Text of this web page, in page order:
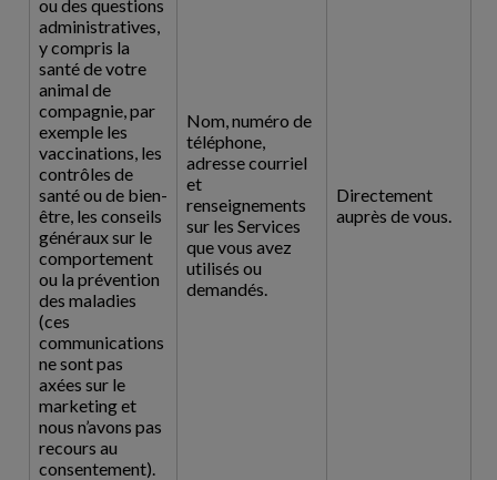
ou des questions
administratives,
y compris la
santé de votre
animal de
compagnie, par
exemple les
vaccinations, les
contrôles de
santé ou de bien-
être, les conseils
généraux sur le
comportement
ou la prévention
des maladies
(ces
communications
ne sont pas
axées sur le
marketing et
nous n’avons pas
recours au
consentement).
Nom, numéro de
téléphone,
adresse courriel
et
renseignements
sur les Services
que vous avez
utilisés ou
demandés.
Directement
auprès de vous.